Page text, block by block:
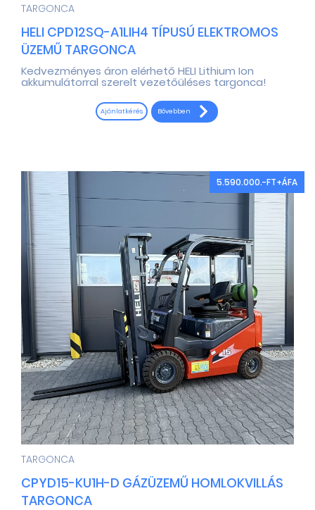
TARGONCA
HELI CPD12SQ-A1LIH4 TÍPUSÚ ELEKTROMOS
ÜZEMŰ TARGONCA
Kedvezményes áron elérhető HELI Lithium Ion
akkumulátorral szerelt vezetőüléses targonca!
Ajánlatkérés Bővebben
5.590.000.-FT+ÁFA
TARGONCA
CPYD15-KU1H-D GÁZÜZEMŰ HOMLOKVILLÁS
TARGONCA